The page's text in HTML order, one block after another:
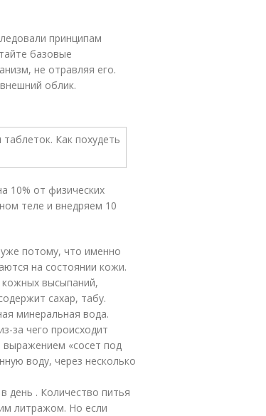
принципам
базовые
не отравляя его.
облик.
10% от физических
теле и внедряем 10
потому, что именно
на состоянии кожи.
кожных высыпаний,
сахар, табу.
минеральная вода.
за чего происходит
выражением «сосет под
воду, через несколько
день . Количество питья
литражом. Но если